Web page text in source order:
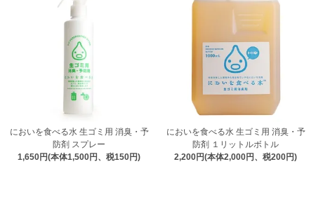
においを食べる水 生ゴミ用 消臭・予
防剤 スプレー
1,650円(本体1,500円、税150円)
においを食べる水 生ゴミ用 消臭・予
防剤 １リットルボトル
2,200円(本体2,000円、税200円)